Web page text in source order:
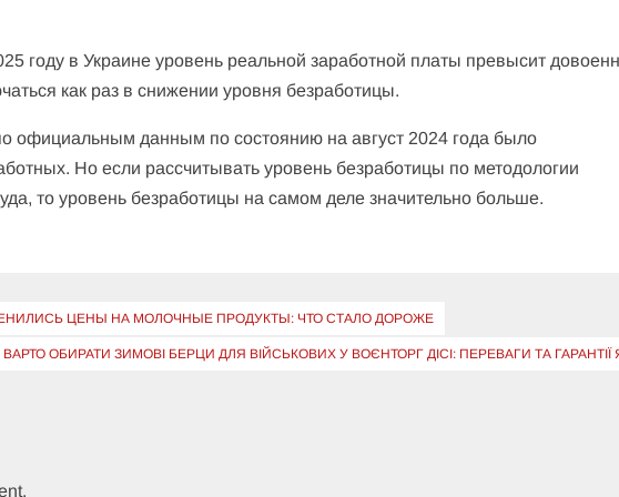
году в Украине уровень реальной заработной платы превысит
как раз в снижении уровня безработицы.
официальным данным по состоянию на август 2024 года было
Но если рассчитывать уровень безработицы по методологии
то уровень безработицы на самом деле значительно больше.
ЦЕНЫ НА МОЛОЧНЫЕ ПРОДУКТЫ: ЧТО СТАЛО ДОРОЖЕ
ОБИРАТИ ЗИМОВІ БЕРЦИ ДЛЯ ВІЙСЬКОВИХ У ВОЄНТОРГ ДІСІ: ПЕРЕВАГИ ТА ГАРАНТІЇ